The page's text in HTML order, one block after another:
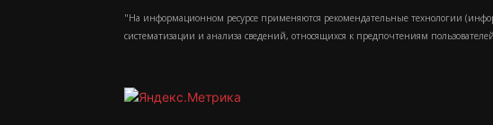
"На информационном ресурсе применяются рекомендательные технологии
систематизации и анализа сведений, относящихся к предпочтениям